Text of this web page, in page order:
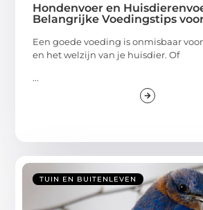
Hondenvoer en
Belangrijke Voedingstips
Een goede voeding is onmisbaar
en het welzijn van je huisdier. Of
...
TUIN EN BUITENLEVEN